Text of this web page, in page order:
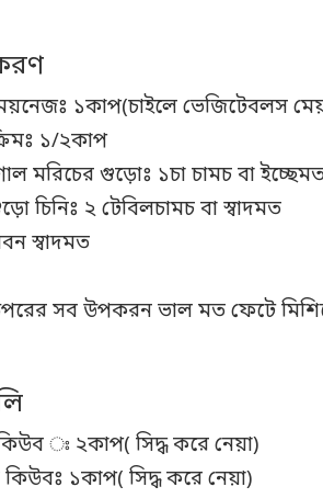
১কাপ(চাইলে ভেজিটেবলস
১/২কাপ
মরিচের গুড়োঃ ১চা চামচ বা
চিনিঃ ২ টেবিলচামচ বা স্বাদমত
স্বাদমত
সব উপকরন ভাল মত ফেটে মিশিয়ে
ঃ ২কাপ( সিদ্ধ করে নেয়া)
১কাপ( সিদ্ধ করে নেয়া)